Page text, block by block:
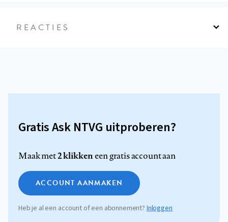
REACTIES
Gratis Ask NTVG uitproberen?
Maak met2 klikkeneen gratis account aan
ACCOUNT AANMAKEN
Heb je al een account of een abonnement?Inloggen